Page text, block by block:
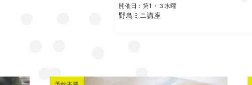
開催日：第1・３水曜
野鳥ミニ講座